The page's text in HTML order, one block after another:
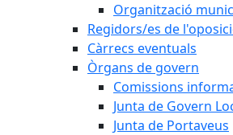
Organització
Regidors/es de
Càrrecs eventuals
Òrgans de govern
Comissions
Junta de Govern
Junta de Portaveus